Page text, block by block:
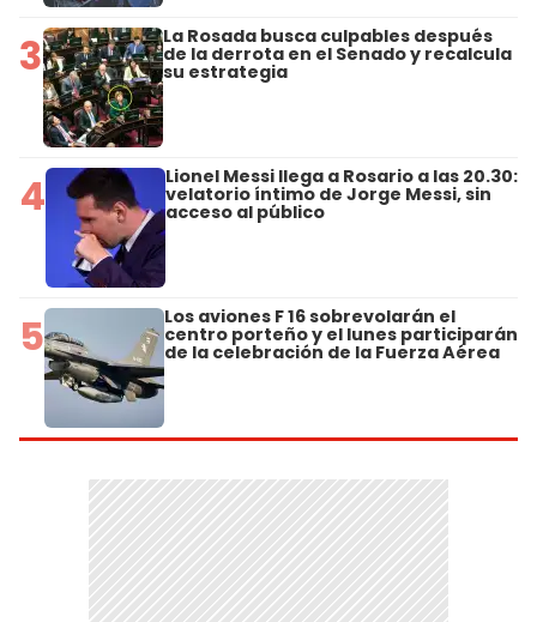
3 La Rosada busca culpables después
de la derrota en el Senado y recalcula
su estrategia
4 Lionel Messi llega a Rosario a las 20.30:
velatorio íntimo de Jorge Messi, sin
acceso al público
5 Los aviones F 16 sobrevolarán el
centro porteño y el lunes participarán
de la celebración de la Fuerza Aérea